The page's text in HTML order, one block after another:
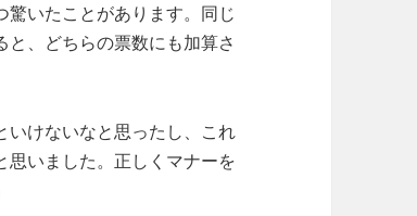
いたことがあります。同じ
、どちらの票数にも加算さ
いけないなと思ったし、これ
いました。正しくマナーを